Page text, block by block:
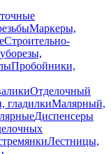
Маркеры,
Строительно-
Пробойники,
Отделочный
гладилкиМалярный,
Диспенсеры
Лестницы,